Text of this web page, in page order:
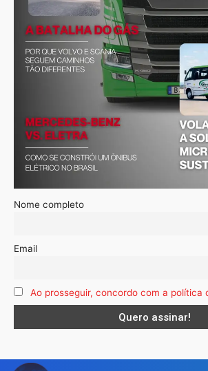
Nome completo
Email
Ao prosseguir, concordo com a política